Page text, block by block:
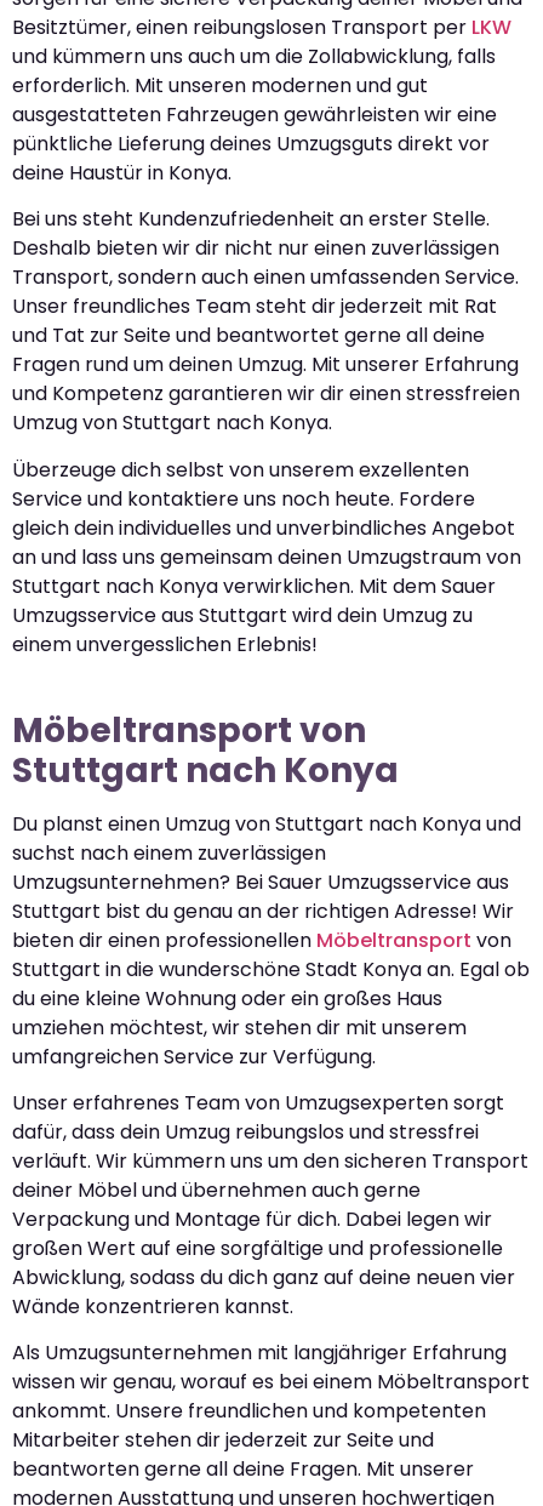
Besitztümer, einen reibungslosen Transport per LKW
und kümmern uns auch um die Zollabwicklung, falls
erforderlich. Mit unseren modernen und gut
ausgestatteten Fahrzeugen gewährleisten wir eine
pünktliche Lieferung deines Umzugsguts direkt vor
deine Haustür in Konya.
Bei uns steht Kundenzufriedenheit an erster Stelle.
Deshalb bieten wir dir nicht nur einen zuverlässigen
Transport, sondern auch einen umfassenden Service.
Unser freundliches Team steht dir jederzeit mit Rat
und Tat zur Seite und beantwortet gerne all deine
Fragen rund um deinen Umzug. Mit unserer Erfahrung
und Kompetenz garantieren wir dir einen stressfreien
Umzug von Stuttgart nach Konya.
Überzeuge dich selbst von unserem exzellenten
Service und kontaktiere uns noch heute. Fordere
gleich dein individuelles und unverbindliches Angebot
an und lass uns gemeinsam deinen Umzugstraum von
Stuttgart nach Konya verwirklichen. Mit dem Sauer
Umzugsservice aus Stuttgart wird dein Umzug zu
einem unvergesslichen Erlebnis!
Möbeltransport von
Stuttgart nach Konya
Du planst einen Umzug von Stuttgart nach Konya und
suchst nach einem zuverlässigen
Umzugsunternehmen? Bei Sauer Umzugsservice aus
Stuttgart bist du genau an der richtigen Adresse! Wir
bieten dir einen professionellen Möbeltransport von
Stuttgart in die wunderschöne Stadt Konya an. Egal ob
du eine kleine Wohnung oder ein großes Haus
umziehen möchtest, wir stehen dir mit unserem
umfangreichen Service zur Verfügung.
Unser erfahrenes Team von Umzugsexperten sorgt
dafür, dass dein Umzug reibungslos und stressfrei
verläuft. Wir kümmern uns um den sicheren Transport
deiner Möbel und übernehmen auch gerne
Verpackung und Montage für dich. Dabei legen wir
großen Wert auf eine sorgfältige und professionelle
Abwicklung, sodass du dich ganz auf deine neuen vier
Wände konzentrieren kannst.
Als Umzugsunternehmen mit langjähriger Erfahrung
wissen wir genau, worauf es bei einem Möbeltransport
ankommt. Unsere freundlichen und kompetenten
Mitarbeiter stehen dir jederzeit zur Seite und
beantworten gerne all deine Fragen. Mit unserer
modernen Ausstattung und unseren hochwertigen